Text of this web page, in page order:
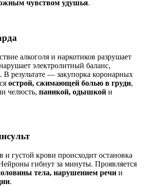
чувством удушья.
алкоголя и наркотиков разрушает
электролитный баланс,
результате — закупорка коронарных
острой, сжимающей болью в груди,
челюсть, паникой, одышкой и
и густой крови происходит остановка
гибнут за минуты. Проявляется
тела, нарушением речи и
.